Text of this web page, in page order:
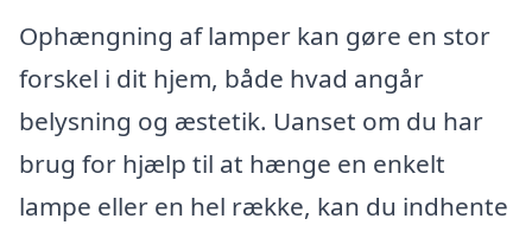
Ophængning af lamper kan gøre en stor
forskel i dit hjem, både hvad angår
belysning og æstetik. Uanset om du har
brug for hjælp til at hænge en enkelt
lampe eller en hel række, kan du indhente